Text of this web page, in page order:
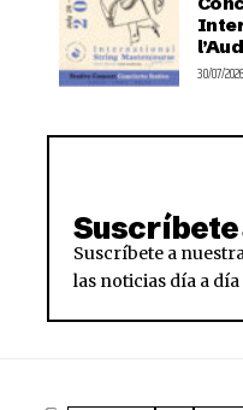
30/07/2026
Suscríbete
Suscríbete a
las noticias día a